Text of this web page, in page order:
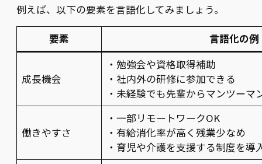
例えば、以下の要素を言語化してみましょう。
要素 言語化の例
成長機会
・勉強会や資格取得補助
・社内外の研修に参加できる
・未経験でも先輩からマンツーマ
働きやすさ
・一部リモートワークOK
・有給消化率が高く残業少なめ
・育児や介護を支援する制度を導